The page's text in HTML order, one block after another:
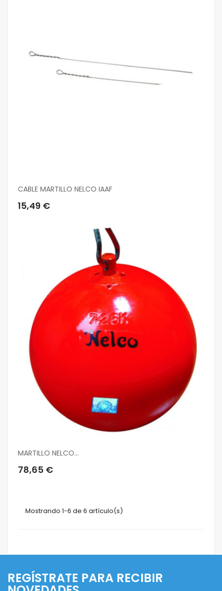
CABLE MARTILLO NELCO IAAF
15,49 €
MARTILLO NELCO...
78,65 €
Mostrando 1-6 de 6 artículo(s)
REGÍSTRATE PARA RECIBIR